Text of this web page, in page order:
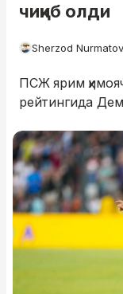
чиқиб олди
Sherzod Nurmatov
ПСЖ ярим
рейтингида